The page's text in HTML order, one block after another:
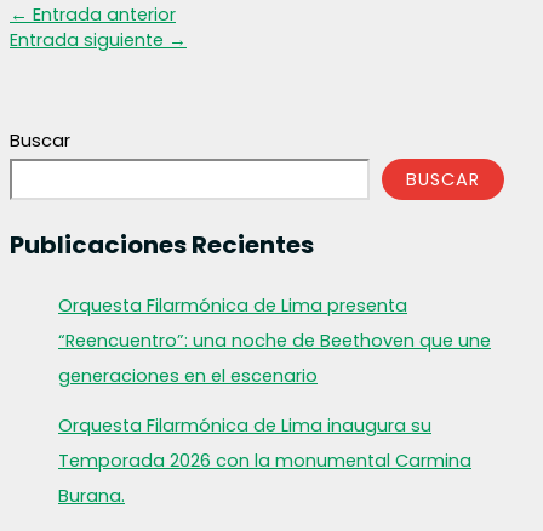
← Entrada anterior
Entrada siguiente →
Buscar
BUSCAR
Publicaciones Recientes
Orquesta Filarmónica de Lima presenta
“Reencuentro”: una noche de Beethoven que une
generaciones en el escenario
Orquesta Filarmónica de Lima inaugura su
Temporada 2026 con la monumental Carmina
Burana.